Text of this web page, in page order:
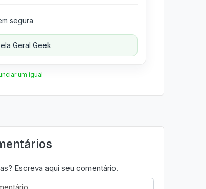
segura
Geral Geek
um igual
Escreva aqui seu comentário.